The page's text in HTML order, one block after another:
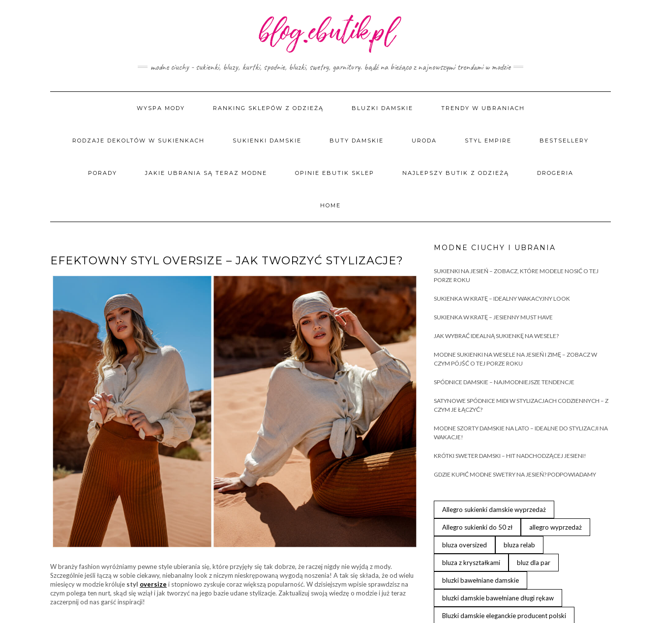
modne ciuchy - sukienki, bluzy, kurtki, spodnie, bluzki, swetry, garnitury. bądź na bieżąco z najnowszymi trendami w modzie
WYSPA MODY RANKING SKLEPÓW Z ODZIEŻĄ BLUZKI DAMSKIE TRENDY W UBRANIACH
RODZAJE DEKOLTÓW W SUKIENKACH SUKIENKI DAMSKIE BUTY DAMSKIE URODA STYL EMPIRE BESTSELLERY
PORADY JAKIE UBRANIA SĄ TERAZ MODNE OPINIE EBUTIK SKLEP NAJLEPSZY BUTIK Z ODZIEŻĄ DROGERIA
HOME
EFEKTOWNY STYL OVERSIZE – JAK TWORZYĆ STYLIZACJE?
W branży fashion wyróżniamy pewne style ubierania się, które przyjęły się tak dobrze, że raczej nigdy nie wyjdą z mody.
Szczególnie jeśli łączą w sobie ciekawy, niebanalny look z niczym nieskrępowaną wygodą noszenia! A tak się składa, że od wielu
miesięcy w modzie króluje styl oversize i stopniowo zyskuje coraz większą popularność. W dzisiejszym wpisie sprawdzisz na
czym polega ten nurt, skąd się wziął i jak tworzyć na jego bazie udane stylizacje. Zaktualizuj swoją wiedzę o modzie i już teraz
zaczerpnij od nas garść inspiracji!
MODNE CIUCHY I UBRANIA
SUKIENKI NA JESIEŃ – ZOBACZ, KTÓRE MODELE NOSIĆ O TEJ
PORZE ROKU
SUKIENKA W KRATĘ – IDEALNY WAKACYJNY LOOK
SUKIENKA W KRATĘ – JESIENNY MUST HAVE
JAK WYBRAĆ IDEALNĄ SUKIENKĘ NA WESELE?
MODNE SUKIENKI NA WESELE NA JESIEŃ I ZIMĘ – ZOBACZ W
CZYM PÓJŚĆ O TEJ PORZE ROKU
SPÓDNICE DAMSKIE – NAJMODNIEJSZE TENDENCJE
SATYNOWE SPÓDNICE MIDI W STYLIZACJACH CODZIENNYCH – Z
CZYM JE ŁĄCZYĆ?
MODNE SZORTY DAMSKIE NA LATO – IDEALNE DO STYLIZACJI NA
WAKACJE!
KRÓTKI SWETER DAMSKI – HIT NADCHODZĄCEJ JESIENI!
GDZIE KUPIĆ MODNE SWETRY NA JESIEŃ? PODPOWIADAMY
Allegro sukienki damskie wyprzedaż
Allegro sukienki do 50 zł allegro wyprzedaż
bluza oversized bluza relab
bluza z kryształkami bluz dla par
bluzki bawełniane damskie
bluzki damskie bawełniane długi rękaw
Bluzki damskie eleganckie producent polski